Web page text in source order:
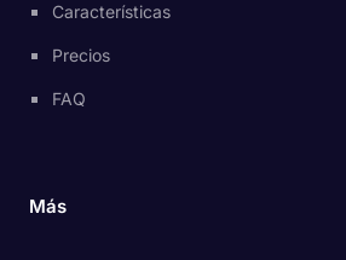
Características
Precios
FAQ
Más